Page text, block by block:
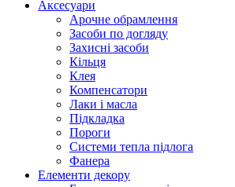
Аксесуари
Арочне обрамлення
Засоби по догляду
Захисні засоби
Кільця
Клея
Компенсатори
Лаки і масла
Підкладка
Пороги
Системи тепла підлога
Фанера
Елементи декору